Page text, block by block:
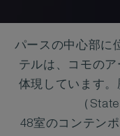
パースの中心部に
テルは、コモの
体現しています
（
48室のコンテン